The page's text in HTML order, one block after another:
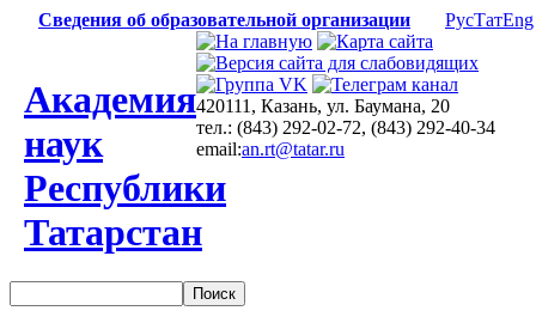
Сведения об образовательной организации РусТатEng
Академия
наук
Республики
Татарстан
420111, Казань, ул. Баумана, 20
тел.: (843) 292-02-72, (843) 292-40-34
email:an.rt@tatar.ru